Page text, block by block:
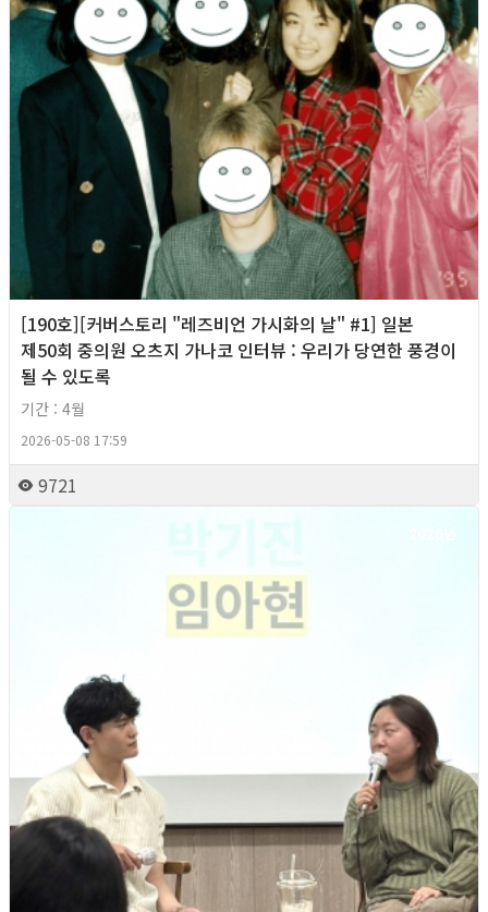
[190호][커버스토리 "레즈비언 가시화의 날" #1] 일본
제50회 중의원 오츠지 가나코 인터뷰 : 우리가 당연한 풍경이
될 수 있도록
기간 : 4월
2026-05-08 17:59
9721